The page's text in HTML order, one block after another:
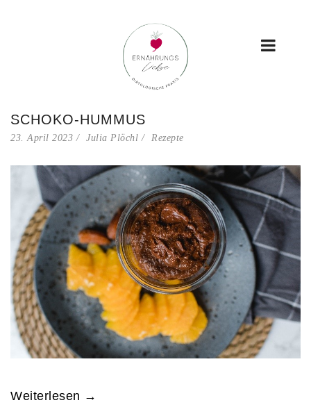
SCHOKO-HUMMUS
23. April 2023 Julia Plöchl Rezepte
Weiterlesen →